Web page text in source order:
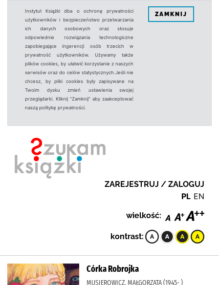
Instytut Książki dba o ochronę prywatności
użytkowników i bezpieczeństwo przetwarzania
ich danych osobowych oraz stosuje
odpowiednie rozwiązania technologiczne
zapobiegające ingerencji osób trzecich w
prywatność użytkowników. Używamy także
plików cookies, by ułatwić korzystanie z naszych
serwisów oraz do celów statystycznych.Jeśli nie
chcesz, by pliki cookies były zapisywane na
Twoim dysku zmień ustawienia swojej
przeglądarki. Kliknij "Zamknij" aby zaakceptować
naszą politykę prywatności.
ZAMKNIJ
ZAREJESTRUJ / ZALOGUJ
PL EN
wielkość:
kontrast:
Córka Robrojka
MUSIEROWICZ, MAŁGORZATA (1945- )